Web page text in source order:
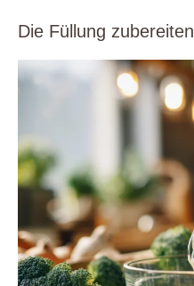
Die Füllung zubereiten